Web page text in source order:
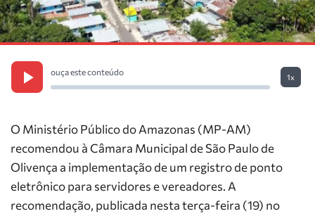
ouça este conteúdo
1x
O Ministério Público do Amazonas (MP-AM)
recomendou à Câmara Municipal de São Paulo de
Olivença a implementação de um registro de ponto
eletrônico para servidores e vereadores. A
recomendação, publicada nesta terça-feira (19) no